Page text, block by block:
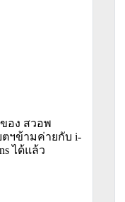
ของ สวอพ
ฯข้ามค่ายกับ i-
ได้แล้ว